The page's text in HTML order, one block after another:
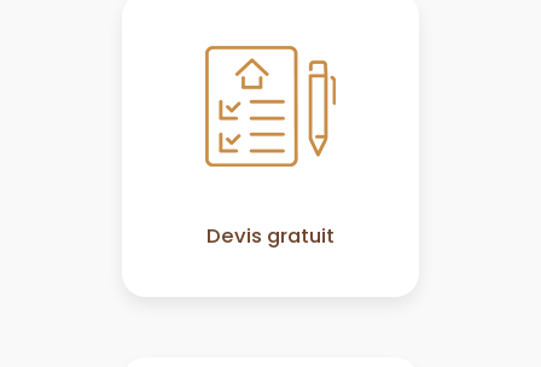
Devis gratuit